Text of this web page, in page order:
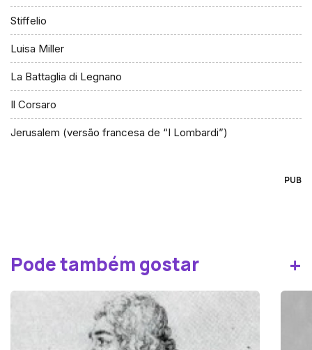
Stiffelio
Luisa Miller
La Battaglia di Legnano
Il Corsaro
Jerusalem (versão francesa de “I Lombardi”)
PUB
Pode também gostar +